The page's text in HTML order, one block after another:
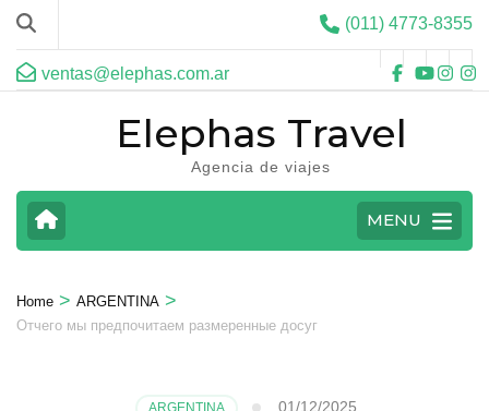
(011) 4773-8355
ventas@elephas.com.ar
Elephas Travel
Agencia de viajes
MENU
Home > ARGENTINA >
Отчего мы предпочитаем размеренные досуг
ARGENTINA 01/12/2025